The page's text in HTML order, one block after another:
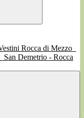
San Demetrio - Rocca